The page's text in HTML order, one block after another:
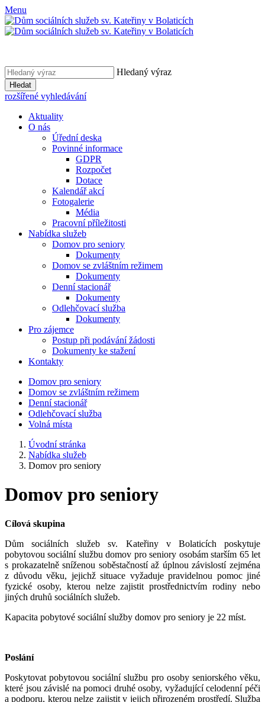
Menu
Hledaný výraz
Hledat
rozšířené vyhledávání
Aktuality
O nás
Úřední deska
Povinné informace
GDPR
Rozpočet
Dotace
Kalendář akcí
Fotogalerie
Média
Pracovní příležitosti
Nabídka služeb
Domov pro seniory
Dokumenty
Domov se zvláštním režimem
Dokumenty
Denní stacionář
Dokumenty
Odlehčovací služba
Dokumenty
Pro zájemce
Postup při podávání žádosti
Dokumenty ke stažení
Kontakty
Domov pro seniory
Domov se zvláštním režimem
Denní stacionář
Odlehčovací služba
Volná místa
Úvodní stránka
Nabídka služeb
Domov pro seniory
Domov pro seniory
Cílová skupina
Dům sociálních služeb sv. Kateřiny v Bolaticích poskytuje
pobytovou sociální službu domov pro seniory osobám starším 65 let
s prokazatelně sníženou soběstačností až úplnou závislostí zejména
z důvodu věku, jejichž situace vyžaduje pravidelnou pomoc jiné
fyzické osoby, kterou nelze zajistit prostřednictvím rodiny nebo
jiných druhů sociálních služeb.
Kapacita pobytové sociální služby domov pro seniory je 22 míst.
Poslání
Poskytovat pobytovou sociální službu pro osoby seniorského věku,
které jsou závislé na pomoci druhé osoby, vyžadující celodenní péči
a podporu, kterou nelze zajistit v jejich přirozeném prostředí. Služba